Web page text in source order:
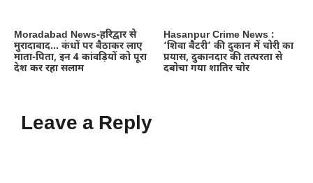
Moradabad News-हरिद्वार से
मुरादाबाद… कंधों पर बैठाकर लाए
माता-पिता, इन 4 कांवड़ियों को पूरा
देश कर रहा सलाम
Hasanpur Crime News :
‘शिवा बैटरी’ की दुकान में चोरी का
प्रयास, दुकानदार की तत्परता से
दबोचा गया शातिर चोर
Leave a Reply